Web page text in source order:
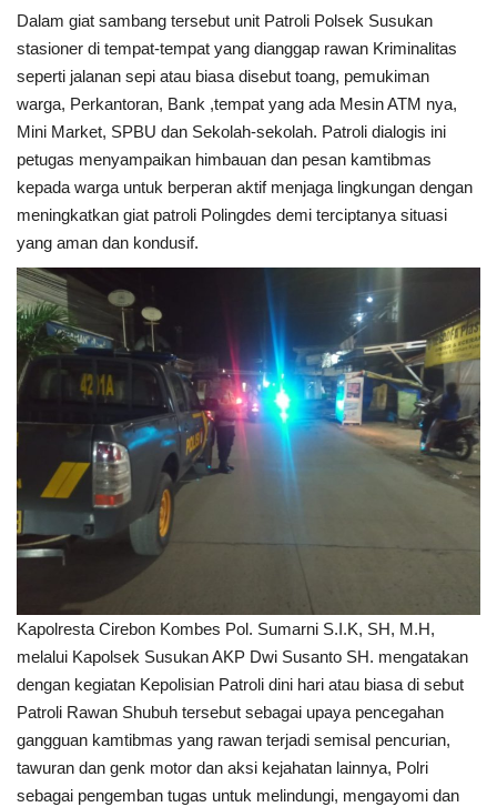
Perempuan/Anak
Dalam giat sambang tersebut unit Patroli Polsek Susukan
stasioner di tempat-tempat yang dianggap rawan Kriminalitas
seperti jalanan sepi atau biasa disebut toang, pemukiman
warga, Perkantoran, Bank ,tempat yang ada Mesin ATM nya,
Mini Market, SPBU dan Sekolah-sekolah. Patroli dialogis ini
petugas menyampaikan himbauan dan pesan kamtibmas
kepada warga untuk berperan aktif menjaga lingkungan dengan
meningkatkan giat patroli Polingdes demi terciptanya situasi
yang aman dan kondusif.
Kapolresta Cirebon Kombes Pol. Sumarni S.I.K, SH, M.H,
melalui Kapolsek Susukan AKP Dwi Susanto SH. mengatakan
dengan kegiatan Kepolisian Patroli dini hari atau biasa di sebut
Patroli Rawan Shubuh tersebut sebagai upaya pencegahan
gangguan kamtibmas yang rawan terjadi semisal pencurian,
tawuran dan genk motor dan aksi kejahatan lainnya, Polri
sebagai pengemban tugas untuk melindungi, mengayomi dan